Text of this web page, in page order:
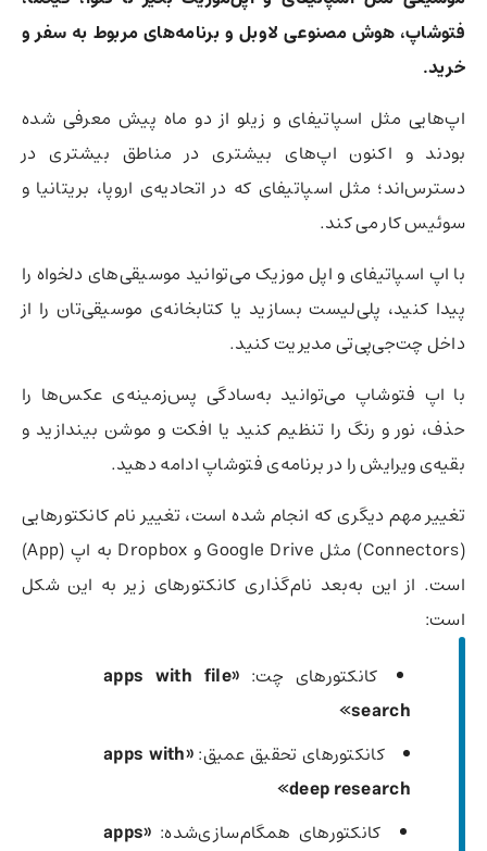
فتوشاپ، هوش مصنوعی لاوبل و برنامه‌های مربوط به سفر و
خرید.
اپ‌هایی مثل اسپاتیفای و زیلو از دو ماه پیش معرفی شده
بودند و اکنون اپ‌های بیشتری در مناطق بیشتری در
دسترس‌اند؛ مثل اسپاتیفای که در اتحادیه‌ی اروپا، بریتانیا و
سوئیس کار می کند.
با اپ اسپاتیفای و اپل موزیک می‌توانید موسیقی‌های دلخواه را
پیدا کنید، پلی‌لیست بسازید یا کتابخانه‌ی موسیقی‌تان را از
داخل چت‌جی‌پی‌تی مدیریت کنید.
با اپ فتوشاپ می‌توانید به‌سادگی پس‌زمینه‌ی عکس‌ها را
حذف، نور و رنگ را تنظیم کنید یا افکت و موشن بیندازید و
بقیه‌ی ویرایش را در برنامه‌ی فتوشاپ ادامه دهید.
تغییر مهم دیگری که انجام شده است، تغییر نام کانکتورهایی
(Connectors) مثل Google Drive و Dropbox به اپ (App)
است. از این به‌بعد نام‌گذاری کانکتورهای زیر به این شکل
است:
کانکتورهای چت:
«apps with file
search»
کانکتورهای تحقیق عمیق: «apps with
deep research»
کانکتورهای همگام‌سازی‌شده: «apps